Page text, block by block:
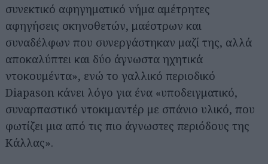
συνεκτικό αφηγηματικό νήμα αμέτρητες
αφηγήσεις σκηνοθετών, μαέστρων και
συναδέλφων που συνεργάστηκαν μαζί της, αλλά
αποκαλύπτει και δύο άγνωστα ηχητικά
ντοκουμέντα», ενώ το γαλλικό περιοδικό
Diapason κάνει λόγο για ένα «υποδειγματικό,
συναρπαστικό ντοκιμαντέρ με σπάνιο υλικό, που
φωτίζει μια από τις πιο άγνωστες περιόδους της
Κάλλας».